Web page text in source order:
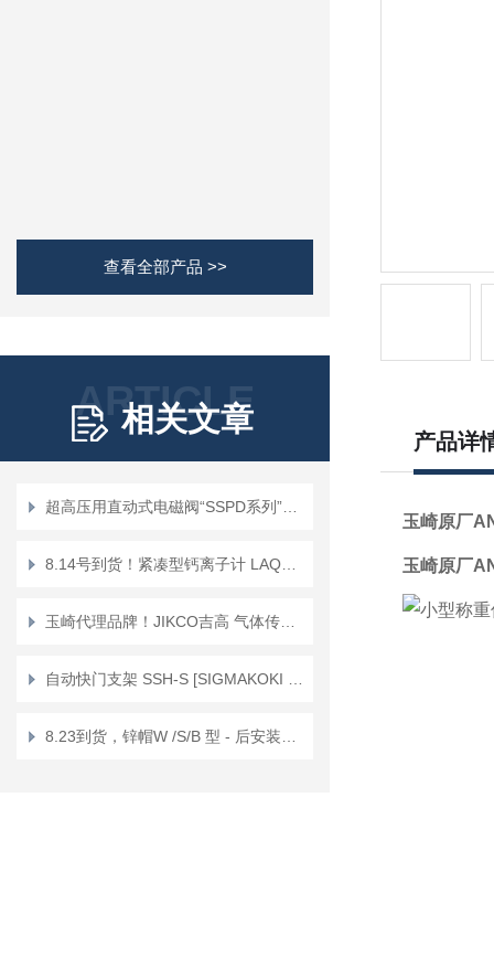
查看全部产品 >>
ARTICLE
相关文章
产品详
玉崎原厂
玉崎原厂